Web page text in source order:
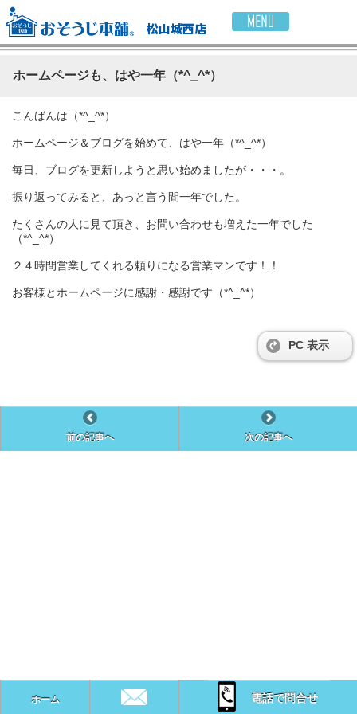
松山城西店
ホームページも、はや一年（*^_^*）
こんばんは（*^_^*）
ホームページ＆ブログを始めて、はや一年（*^_^*）
毎日、ブログを更新しようと思い始めましたが・・・。
振り返ってみると、あっと言う間一年でした。
たくさんの人に見て頂き、お問い合わせも増えた一年でした
（*^_^*）
２４時間営業してくれる頼りになる営業マンです！！
お客様とホームページに感謝・感謝です（*^_^*）
PC 表示
前の記事へ 次の記事へ
ホーム 電話で問合せ